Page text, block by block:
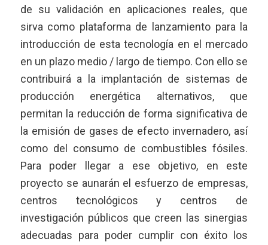
de su validación en aplicaciones reales, que
sirva como plataforma de lanzamiento para la
introducción de esta tecnología en el mercado
en un plazo medio / largo de tiempo. Con ello se
contribuirá a la implantación de sistemas de
producción energética alternativos, que
permitan la reducción de forma significativa de
la emisión de gases de efecto invernadero, así
como del consumo de combustibles fósiles.
Para poder llegar a ese objetivo, en este
proyecto se aunarán el esfuerzo de empresas,
centros tecnológicos y centros de
investigación públicos que creen las sinergias
adecuadas para poder cumplir con éxito los